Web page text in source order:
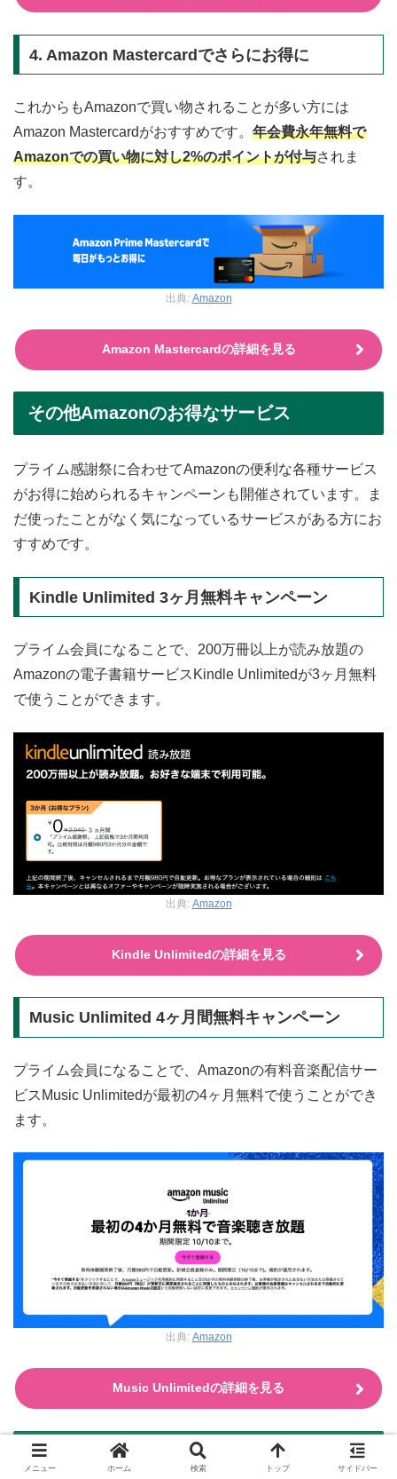
4. Amazon Mastercardでさらにお得に
これからもAmazonで買い物されることが多い方には
Amazon Mastercardがおすすめです。 年会費永年無料で
Amazonでの買い物に対し2%のポイントが付与されま
す。
出典: Amazon
Amazon Mastercardの詳細を見る
その他Amazonのお得なサービス
プライム感謝祭に合わせてAmazonの便利な各種サービス
がお得に始められるキャンペーンも開催されています。ま
だ使ったことがなく気になっているサービスがある方にお
すすめです。
Kindle Unlimited 3ヶ月無料キャンペーン
プライム会員になることで、200万冊以上が読み放題の
Amazonの電子書籍サービスKindle Unlimitedが3ヶ月無料
で使うことができます。
出典: Amazon
Kindle Unlimitedの詳細を見る
Music Unlimited 4ヶ月間無料キャンペーン
プライム会員になることで、Amazonの有料音楽配信サー
ビスMusic Unlimitedが最初の4ヶ月無料で使うことができ
ます。
出典: Amazon
Music Unlimitedの詳細を見る
まとめ
メニュー ホーム 検索 トップ サイドバー